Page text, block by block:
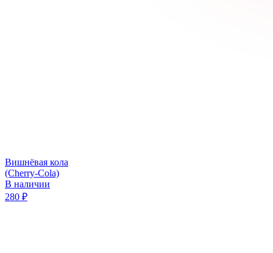
Вишнёвая кола
(Cherry-Cola)
В наличии
280 ₽